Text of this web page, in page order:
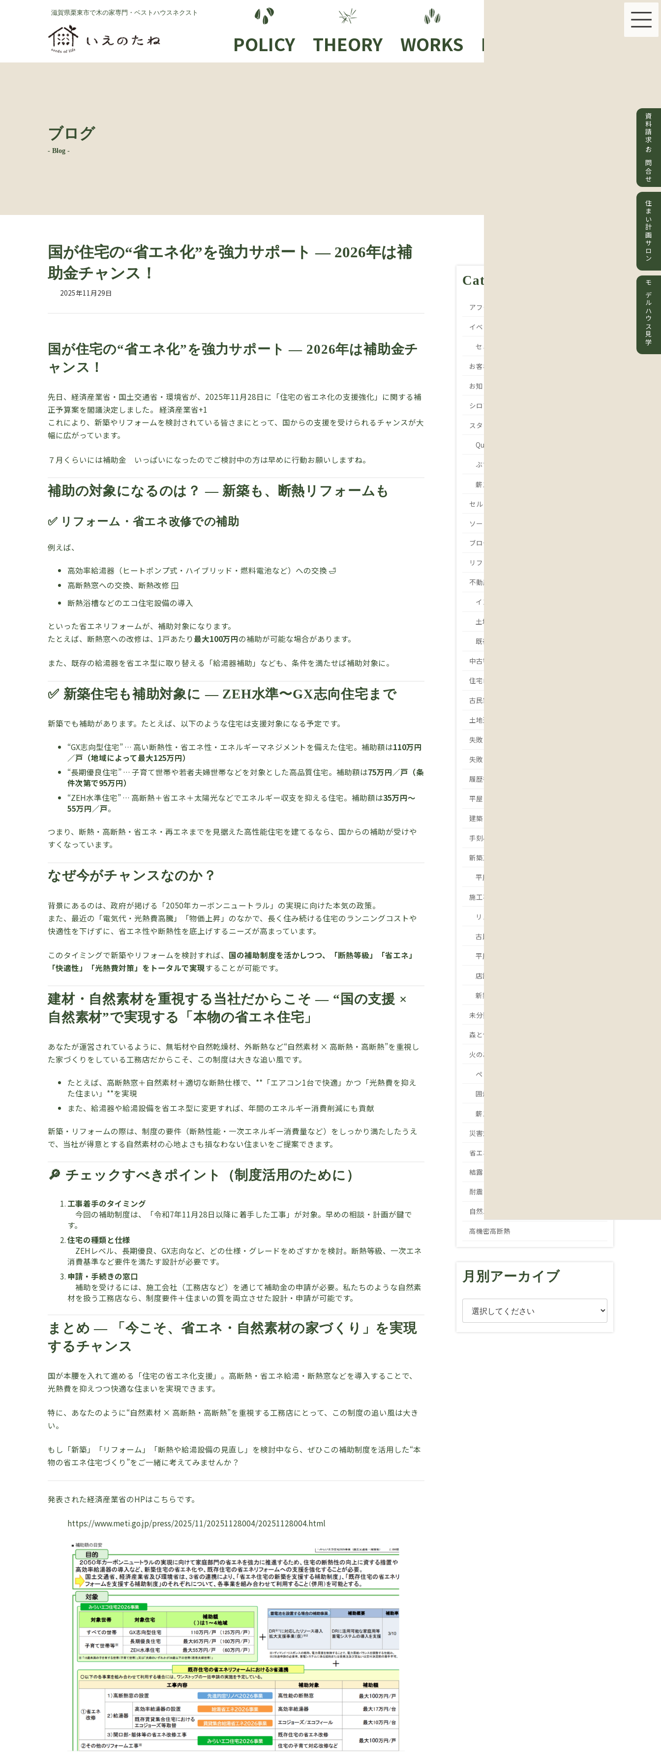
滋賀県栗東市で木の家専門・ベストハウスネクスト
POLICY THEORY WORKS PLAN & PRICE
ブログ
- Blog -
国が住宅の“省エネ化”を強力サポート ― 2026年は補
助金チャンス！
2025年11月29日
国が住宅の“省エネ化”を強力サポート ― 2026年は補助金チ
ャンス！
先日、経済産業省・国土交通省・環境省が、2025年11月28日に「住宅の省エネ化の支援強化」に関する補
正予算案を閣議決定しました。 経済産業省+1
これにより、新築やリフォームを検討されている皆さまにとって、国からの支援を受けられるチャンスが大
幅に広がっています。
７月くらいには補助金 いっぱいになったのでご検討中の方は早めに行動お願いしますね。
補助の対象になるのは？ — 新築も、断熱リフォームも
✅ リフォーム・省エネ改修での補助
例えば、
高効率給湯器（ヒートポンプ式・ハイブリッド・燃料電池など）への交換 🛁
高断熱窓への交換、断熱改修 🪟
断熱浴槽などのエコ住宅設備の導入
といった省エネリフォームが、補助対象になります。
たとえば、断熱窓への改修は、1戸あたり最大100万円の補助が可能な場合があります。
また、既存の給湯器を省エネ型に取り替える「給湯器補助」なども、条件を満たせば補助対象に。
✅ 新築住宅も補助対象に ― ZEH水準〜GX志向住宅まで
新築でも補助があります。たとえば、以下のような住宅は支援対象になる予定です。
“GX志向型住宅” … 高い断熱性・省エネ性・エネルギーマネジメントを備えた住宅。補助額は110万円
／戸（地域によって最大125万円）
“長期優良住宅” … 子育て世帯や若者夫婦世帯などを対象とした高品質住宅。補助額は75万円／戸（条
件次第で95万円）
“ZEH水準住宅” … 高断熱＋省エネ＋太陽光などでエネルギー収支を抑える住宅。補助額は35万円〜
55万円／戸。
つまり、断熱・高断熱・省エネ・再エネまでを見据えた高性能住宅を建てるなら、国からの補助が受けや
すくなっています。
なぜ今がチャンスなのか？
背景にあるのは、政府が掲げる「2050年カーボンニュートラル」の実現に向けた本気の政策。
また、最近の「電気代・光熱費高騰」「物価上昇」のなかで、長く住み続ける住宅のランニングコストや
快適性を下げずに、省エネ性や断熱性を底上げするニーズが高まっています。
このタイミングで新築やリフォームを検討すれば、 国の補助制度を活かしつつ、「断熱等級」「省エネ」
「快適性」「光熱費対策」をトータルで実現することが可能です。
建材・自然素材を重視する当社だからこそ — “国の支援 ×
自然素材”で実現する「本物の省エネ住宅」
あなたが運営されているように、無垢材や自然乾燥材、外断熱など“自然素材 × 高断熱・高断熱”を重視し
た家づくりをしている工務店だからこそ、この制度は大きな追い風です。
たとえば、高断熱窓＋自然素材＋適切な断熱仕様で、**「エアコン1台で快適」かつ「光熱費を抑え
た住まい」**を実現
また、給湯器や給湯設備を省エネ型に変更すれば、年間のエネルギー消費削減にも貢献
新築・リフォームの際は、制度の要件（断熱性能・一次エネルギー消費量など）をしっかり満たしたうえ
で、当社が得意とする自然素材の心地よさも損なわない住まいをご提案できます。
🔎 チェックすべきポイント（制度活用のために）
工事着手のタイミング
今回の補助制度は、「令和7年11月28日以降に着手した工事」が対象。早めの相談・計画が鍵で
す。
住宅の種類と仕様
ZEHレベル、長期優良、GX志向など、どの仕様・グレードをめざすかを検討。断熱等級、一次エネ
消費基準など要件を満たす設計が必要です。
申請・手続きの窓口
補助を受けるには、施工会社（工務店など）を通じて補助金の申請が必要。私たちのような自然素
材を扱う工務店なら、制度要件＋住まいの質を両立させた設計・申請が可能です。
まとめ — 「今こそ、省エネ・自然素材の家づくり」を実現
するチャンス
国が本腰を入れて進める「住宅の省エネ化支援」。高断熱・省エネ給湯・断熱窓などを導入することで、
光熱費を抑えつつ快適な住まいを実現できます。
特に、あなたのように“自然素材 × 高断熱・高断熱”を重視する工務店にとって、この制度の追い風は大き
い。
もし「新築」「リフォーム」「断熱や給湯設備の見直し」を検討中なら、ぜひこの補助制度を活用した“本
物の省エネ住宅づくり”をご一緒に考えてみませんか？
発表された経済産業省のHPはこちらです。
https://www.meti.go.jp/press/2025/11/20251128004/20251128004.html
Category
アフターメンテナンス
イベント
セミナー
お客様の声
お知らせ
シロアリ
スタッフBlog
Que será será.
ぶちょーの・・・
薪ストーバー 吉本
セルフビルド
ソーラー発電
ブログ
リフォーム
不動産
インスペクション
土地
既存住宅状況調査
中古物件・中古住宅
住宅ローン
古民家
土地選び
失敗しない土地選び
失敗しない家づくり
履歴書
平屋
建築日誌
手刻みの家
新築工事
平屋
施工事例
リノベーション・リフォーム
古民家再生
平屋
店舗
新築
未分類
森とつながる
火のある暮らし
ペレットストーブ
囲炉裏
薪ストーブ
災害対策
省エネ
結露
耐震
自然エネルギー
高機密高断熱
月別アーカイブ
資料請求・お問合せ
住まい計画サロン
モデルハウス見学